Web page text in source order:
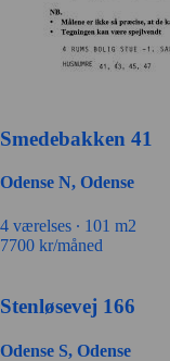
Smedebakken 41
Odense N, Odense
4 værelses ∙ 101 m2
7700 kr/måned
Stenløsevej 166
Odense S, Odense